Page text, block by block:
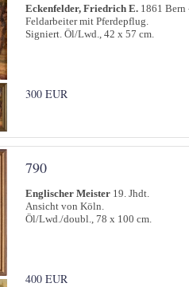
Eckenfelder, Friedrich E. 1861
Feldarbeiter mit Pferdepflug.
Signiert. Öl/Lwd., 42 x 57 cm.
300 EUR
790
Englischer Meister 19. Jhdt.
Ansicht von Köln.
Öl/Lwd./doubl., 78 x 100 cm.
400 EUR